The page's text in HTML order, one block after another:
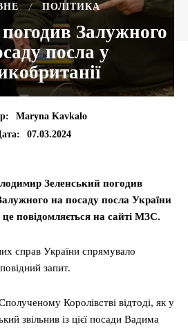
ПОЛІТИКА
Залужного
посла у
Maryna Kavkalo
07.03.2024
Зеленський погодив
на посаду посла України
повідомляється на сайті МЗС.
справ України спрямувало
запит.
Королівстві відтоді, як у
звільнив із цієї посади Вадима